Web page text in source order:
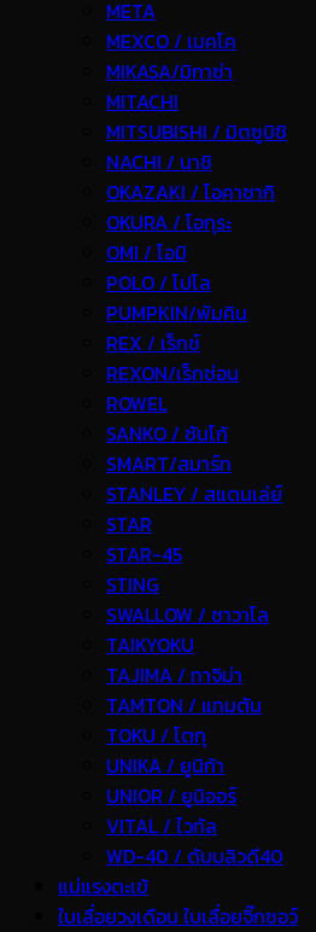
META
MEXCO / เมคโค
MIKASA/มิกาซ่า
MITACHI
MITSUBISHI / มิตซูบิชิ
NACHI / นาชิ
OKAZAKI / โอคาซากิ
OKURA / โอกุระ
OMI / โอมิ
POLO / โปโล
PUMPKIN/พัมคิน
REX / เร็กช์
REXON/เร็กซ่อน
ROWEL
SANKO / ซันโก้
SMART/สมาร์ท
STANLEY / สแตนเล่ย์
STAR
STAR-45
STING
SWALLOW / ซาวาโล
TAIKYOKU
TAJIMA / ทาจิม่า
TAMTON / แทมตัน
TOKU / โตกุ
UNIKA / ยูนิก้า
UNIOR / ยูนิออร์
VITAL / ไวทัล
WD-40 / ดับบลิวดี40
แม่แรงตะเข้
ใบเลื่อยวงเดือน ใบเลื่อยจิ๊กซอว์